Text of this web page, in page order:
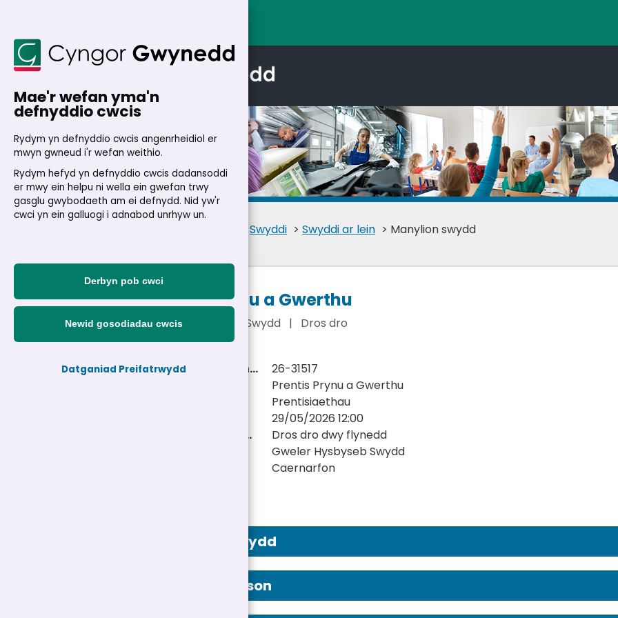
Manylion
Swyddi > Swyddi ar lein > Manylion swydd
Prentis Prynu a Gwerthu
Gweler Hysbyseb Swydd | Dros dro
Cyfeirnod personel:
26-31517
Prentis Prynu a Gwerthu
Prentisiaethau
29/05/2026 12:00
Math Swydd/Oriau:
Dros dro dwy flynedd
Gweler Hysbyseb Swydd
Caernarfon
Hysbyseb Swydd
Manylion Person
Mae'r wefan yma'n
defnyddio cwcis
Rydym yn defnyddio cwcis angenrheidiol er
mwyn gwneud i'r wefan weithio.
Rydym hefyd yn defnyddio cwcis dadansoddi
er mwy ein helpu ni wella ein gwefan trwy
gasglu gwybodaeth am ei defnydd. Nid yw'r
cwci yn ein galluogi i adnabod unrhyw un.
Derbyn pob cwci
Newid gosodiadau cwcis
Datganiad Preifatrwydd